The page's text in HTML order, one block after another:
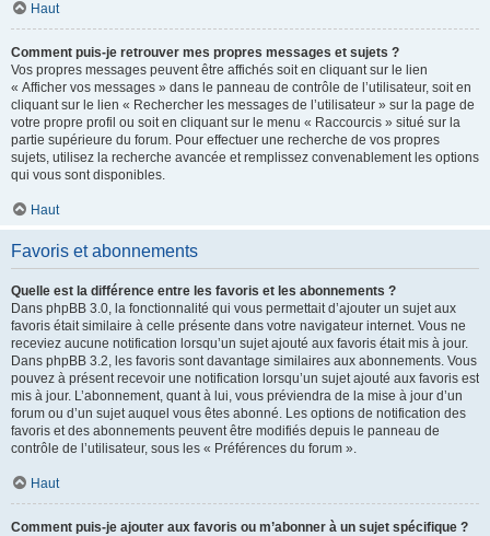
Haut
Comment puis-je retrouver mes propres messages et sujets ?
Vos propres messages peuvent être affichés soit en cliquant sur le lien
« Afficher vos messages » dans le panneau de contrôle de l’utilisateur, soit en
cliquant sur le lien « Rechercher les messages de l’utilisateur » sur la page de
votre propre profil ou soit en cliquant sur le menu « Raccourcis » situé sur la
partie supérieure du forum. Pour effectuer une recherche de vos propres
sujets, utilisez la recherche avancée et remplissez convenablement les options
qui vous sont disponibles.
Haut
Favoris et abonnements
Quelle est la différence entre les favoris et les abonnements ?
Dans phpBB 3.0, la fonctionnalité qui vous permettait d’ajouter un sujet aux
favoris était similaire à celle présente dans votre navigateur internet. Vous ne
receviez aucune notification lorsqu’un sujet ajouté aux favoris était mis à jour.
Dans phpBB 3.2, les favoris sont davantage similaires aux abonnements. Vous
pouvez à présent recevoir une notification lorsqu’un sujet ajouté aux favoris est
mis à jour. L’abonnement, quant à lui, vous préviendra de la mise à jour d’un
forum ou d’un sujet auquel vous êtes abonné. Les options de notification des
favoris et des abonnements peuvent être modifiés depuis le panneau de
contrôle de l’utilisateur, sous les « Préférences du forum ».
Haut
Comment puis-je ajouter aux favoris ou m’abonner à un sujet spécifique ?